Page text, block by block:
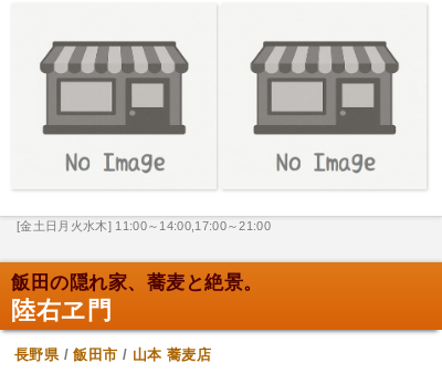
[金土日月火水木] 11:00～14:00,17:00～21:00
飯田の隠れ家、蕎麦と絶景。
陸右ヱ門
長野県/飯田市 / 山本 蕎麦店